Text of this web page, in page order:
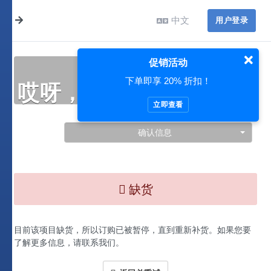
中文 用户登录
哎呀，此处出现了问题…
确认信息
缺货
目前该项目缺货，所以订购已被暂停，直到重新补货。如果您要
了解更多信息，请联系我们。
促销活动
下单即享 20% 折扣！
立即查看